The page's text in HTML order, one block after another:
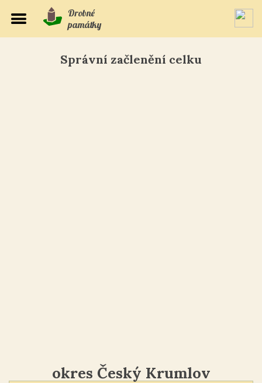
Drobné
památky
Správní začlenění celku
okres Český Krumlov